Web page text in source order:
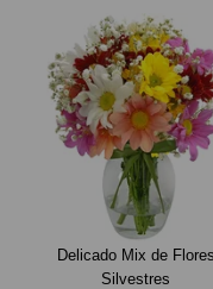
Delicado Mix de Flores
Silvestres